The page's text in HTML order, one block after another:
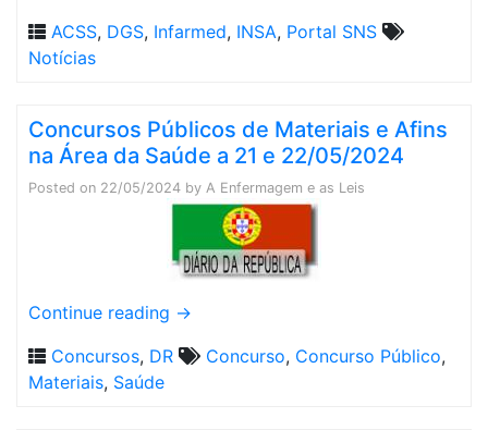
ACSS, DGS, Infarmed, INSA, Portal SNS
Notícias
Concursos Públicos de Materiais e Afins
na Área da Saúde a 21 e 22/05/2024
Posted on 22/05/2024 by A Enfermagem e as Leis
Continue reading →
Concursos, DR Concurso, Concurso Público,
Materiais, Saúde